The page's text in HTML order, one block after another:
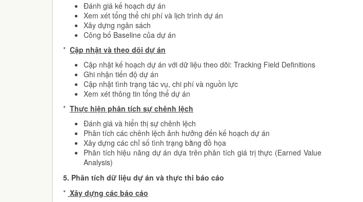
Đánh giá kế hoạch dự án
Xem xét tổng thể chi phí và lịch trình dự án
Xây dựng ngân sách
Công bố Baseline của dự án
* Cập nhật và theo dõi dự án
Cập nhật kế hoạch dự án với dữ liệu theo dõi: Tracking Field Definitions
Ghi nhận tiến độ dự án
Cập nhật tình trạng tác vụ, chi phí và nguồn lực
Xem xét thông tin tổng thể dự án
* Thực hiện phân tích sự chênh lệch
Đánh giá và hiển thị sự chênh lệch
Phân tích các chênh lệch ảnh hưởng đến kế hoạch dự án
Xây dựng các chỉ số tình trạng bằng đồ họa
Phân tích hiệu năng dự án dựa trên phân tích giá trị thực (Earned Value
Analysis)
5. Phân tích dữ liệu dự án và thực thi báo cáo
* Xây dựng các báo cáo